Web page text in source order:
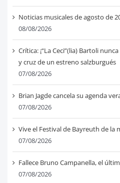
Noticias musicales de agosto de
08/08/2026
Crítica: ¡“La Ceci”(lia) Bartoli
y cruz de un estreno salzburgués
07/08/2026
Brian Jagde cancela su agenda
07/08/2026
Vive el Festival de Bayreuth de la
07/08/2026
Fallece Bruno Campanella, el
07/08/2026